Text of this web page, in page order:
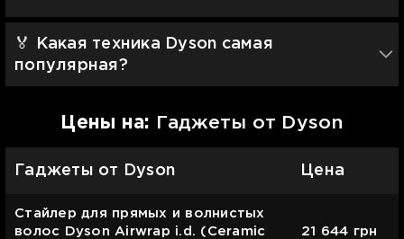
🏅 Какая техника Dyson самая
популярная?
Цены на: Гаджеты от Dyson
Гаджеты от Dyson Цена
Стайлер для прямых и волнистых
волос Dyson Airwrap i.d. (Ceramic
21 644 грн